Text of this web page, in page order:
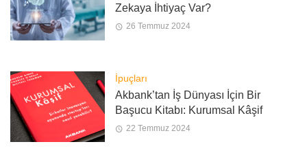
Zekaya İhtiyaç Var?
26 Temmuz 2024
İpuçları
Akbank’tan İş Dünyası İçin Bir
Başucu Kitabı: Kurumsal Kâşif
22 Temmuz 2024